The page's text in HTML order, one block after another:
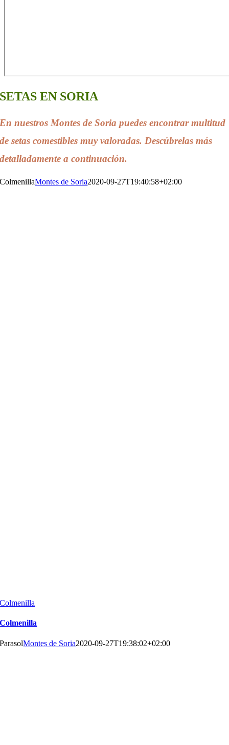
SETAS EN SORIA
En nuestros Montes de Soria puedes encontrar multitud
de setas comestibles muy valoradas.Descúbrelas más
detalladamente a continuación.
ColmenillaMontes de Soria2020-09-27T19:40:58+02:00
Colmenilla
Colmenilla
ParasolMontes de Soria2020-09-27T19:38:02+02:00